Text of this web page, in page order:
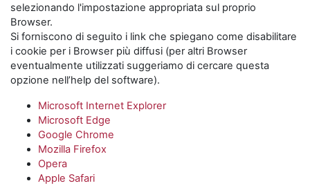
selezionando l'impostazione appropriata sul proprio
Browser.
Si forniscono di seguito i link che spiegano come disabilitare
i cookie per i Browser più diffusi (per altri Browser
eventualmente utilizzati suggeriamo di cercare questa
opzione nell’help del software).
Microsoft Internet Explorer
Microsoft Edge
Google Chrome
Mozilla Firefox
Opera
Apple Safari